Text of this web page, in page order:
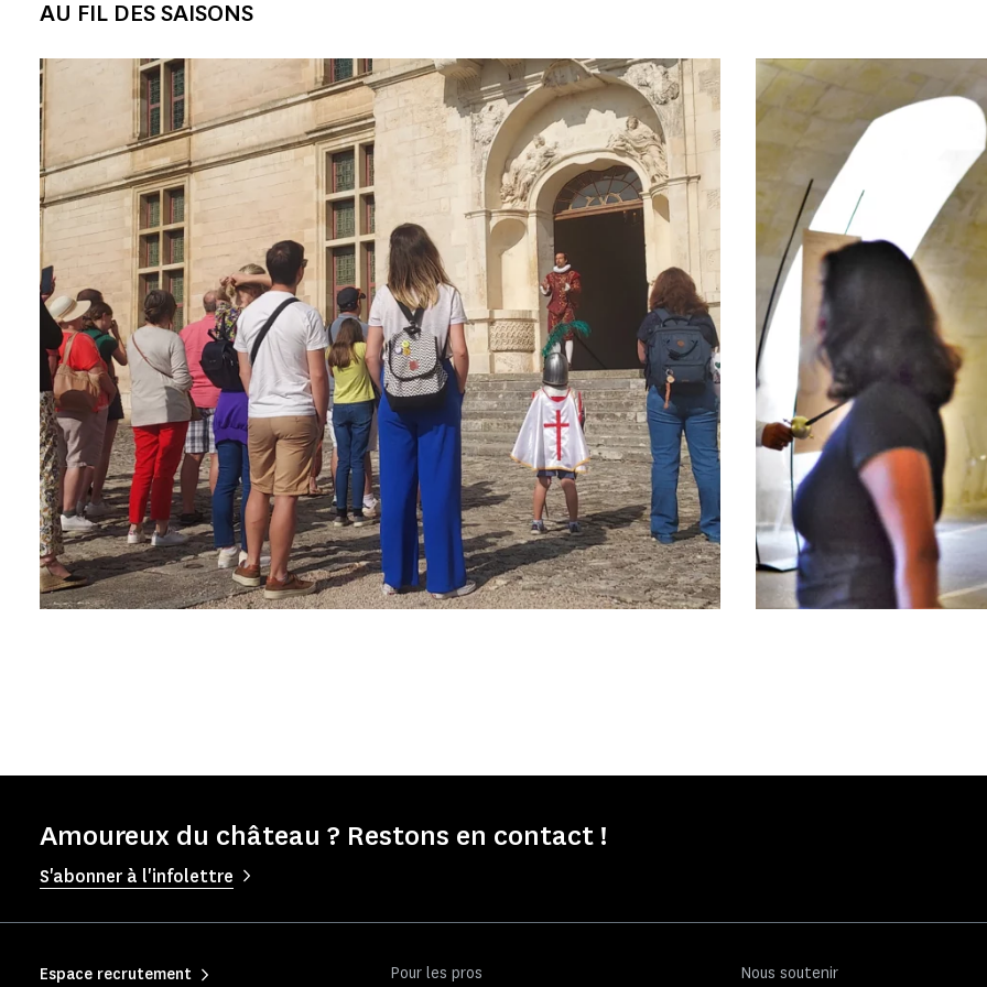
AU FIL DES SAISONS
Amoureux du château ? Restons en contact !
S'abonner à l'infolettre
Pour les pros Nous soutenir
Espace recrutement